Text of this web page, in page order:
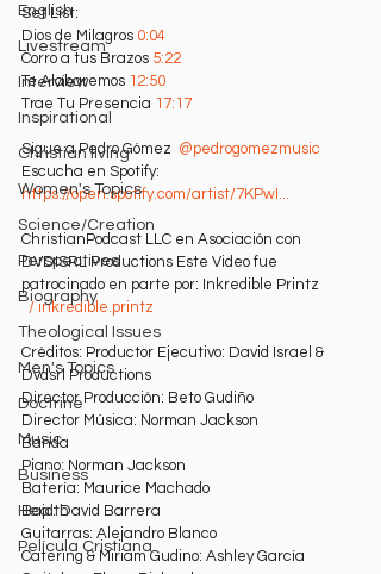
English
Livestream
Interview
Inspirational
Christian living
Women's Topics
Science/Creation
Perspectives
Biography
Theological Issues
Men's Topics
Doctrine
Music
Business
Health
Película Cristiana
Set List:
Dios de Milagros 0:04
Corro a tus Brazos 5:22
Te Alabaremos 12:50
Trae Tu Presencia 17:17
Sigue a Pedro Gómez ‪​ ⁨ ‪@pedrogomezmusic‬
Escucha en Spotify:
https://open.spotify.com/artist/7KPwI...
ChristianPodcast LLC en Asociación con
DVDISRL Productions Este Video fue
patrocinado en parte por: Inkredible Printz
/ inkredible.printz
Créditos: Productor Ejecutivo: David Israel &
Dvdsrl Productions
Director Producción: Beto Gudiño
Director Música: Norman Jackson
Banda
Piano: Norman Jackson
Batería: Maurice Machado
Bajo: David Barrera
Guitarras: Alejandro Blanco
Catering & Miriam Gudino: Ashley García